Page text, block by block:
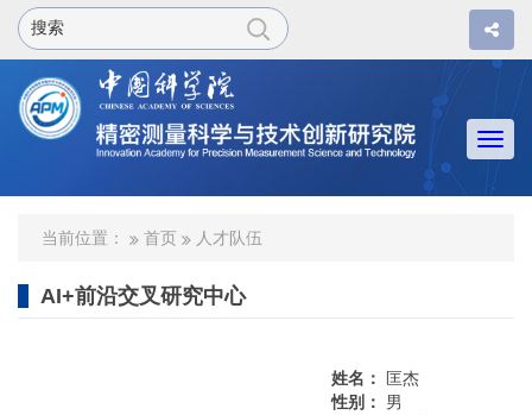
当前位置： 首页 人才队伍
AI+前沿交叉研究中心
姓名：
匡杰
性别：
男